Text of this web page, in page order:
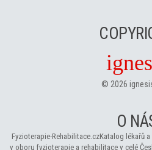
© 2026
O
Fyzioterapie-Rehabilitace.czKatalog lékařů
v oboru fyzioterapie a rehabilitace v celé